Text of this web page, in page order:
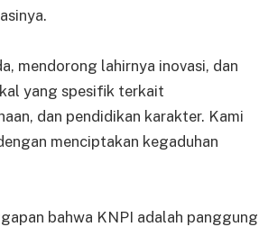
mendorong lahirnya inovasi, dan
yang spesifik terkait
dan pendidikan karakter. Kami
menciptakan kegaduhan
bahwa KNPI adalah panggung